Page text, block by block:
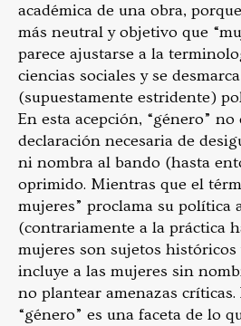
académica de una obra,
más neutral y objetivo que
parece ajustarse a la
ciencias sociales y se
(supuestamente estridente)
En esta acepción, “género”
declaración necesaria de
ni nombra al bando (hasta
oprimido. Mientras que el
mujeres” proclama su política
(contrariamente a la práctica
mujeres son sujetos históricos
incluye a las mujeres sin
no plantear amenazas críticas.
“género” es una faceta de lo